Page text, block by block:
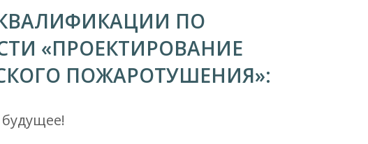
ПО
«ПРОЕКТИРОВАНИЕ
ПОЖАРОТУШЕНИЯ»: